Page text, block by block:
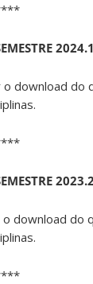
2024.1
download do
2023.2
download do